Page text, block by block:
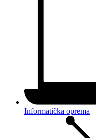
Informatička oprema